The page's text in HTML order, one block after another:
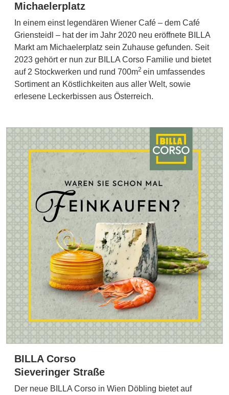
Michaelerplatz
In einem einst legendären Wiener Café – dem Café
Griensteidl – hat der im Jahr 2020 neu eröffnete BILLA
Markt am Michaelerplatz sein Zuhause gefunden. Seit
2023 gehört er nun zur BILLA Corso Familie und bietet
auf 2 Stockwerken und rund 700m2 ein umfassendes
Sortiment an Köstlichkeiten aus aller Welt, sowie
erlesene Leckerbissen aus Österreich.
BILLA Corso
Sieveringer Straße
Der neue BILLA Corso in Wien Döbling bietet auf